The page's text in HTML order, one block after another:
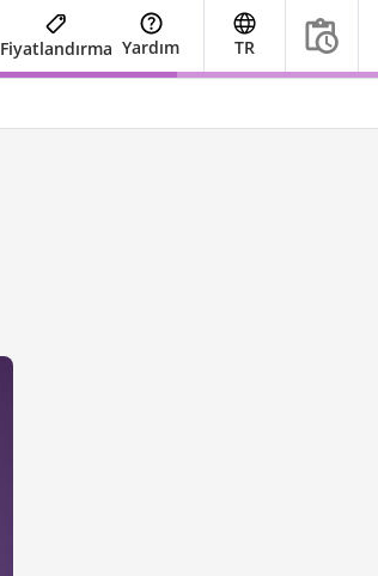
Fiyatlandırma Yardım TR